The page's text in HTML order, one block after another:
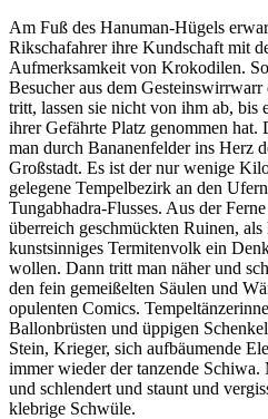
Am Fuß des Hanuman-Hügels
Rikschafahrer ihre Kundschaft mit
Aufmerksamkeit von Krokodilen.
Besucher aus dem Gesteinswirrwarr
tritt, lassen sie nicht von ihm ab, bis
ihrer Gefährte Platz genommen hat.
man durch Bananenfelder ins Herz
Großstadt. Es ist der nur wenige
gelegene Tempelbezirk an den
Tungabhadra-Flusses. Aus der
überreich geschmückten Ruinen, als
kunstsinniges Termitenvolk ein
wollen. Dann tritt man näher und
den fein gemeißelten Säulen und
opulenten Comics.
Ballonbrüsten und üppigen
Stein, Krieger, sich aufbäumende
immer wieder der tanzende Schiwa.
und schlendert und staunt und
klebrige Schwüle.